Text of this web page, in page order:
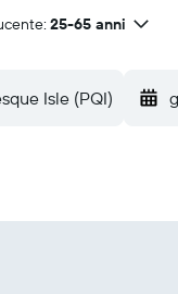
25-65 anni
Isle (PQI)